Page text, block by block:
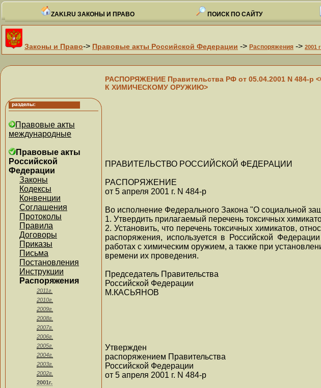
ZAKI.RU ЗАКОНЫ И ПРАВО ПОИСК ПО САЙТУ
Законы и Право-> Правовые акты Российской Федерации -> Распоряжения -> 2001
Правовые акты
международные
Правовые акты
Российской
Федерации
Законы
Кодексы
Конвенции
Соглашения
Протоколы
Правила
Договоры
Приказы
Письма
Постановления
Инструкции
Распоряжения
2011г.
2010г.
2009г.
2008г.
2007г.
2006г.
2005г.
2004г.
2003г.
2002г.
2001г.
РАСПОРЯЖЕНИЕ Правительства РФ от 05.04.2001 N
К ХИМИЧЕСКОМУ ОРУЖИЮ>
ПРАВИТЕЛЬСТВО РОССИЙСКОЙ ФЕДЕРАЦИИ
РАСПОРЯЖЕНИЕ
от 5 апреля 2001 г. N 484-р
Во исполнение Федерального Закона "О социальной
1. Утвердить прилагаемый перечень токсичных
2. Установить, что перечень токсичных химикатов,
распоряжения, используется в Российской
работах с химическим оружием, а также при
времени их проведения.
Председатель Правительства
Российской Федерации
М.КАСЬЯНОВ
Утвержден
распоряжением Правительства
Российской Федерации
от 5 апреля 2001 г. N 484-р